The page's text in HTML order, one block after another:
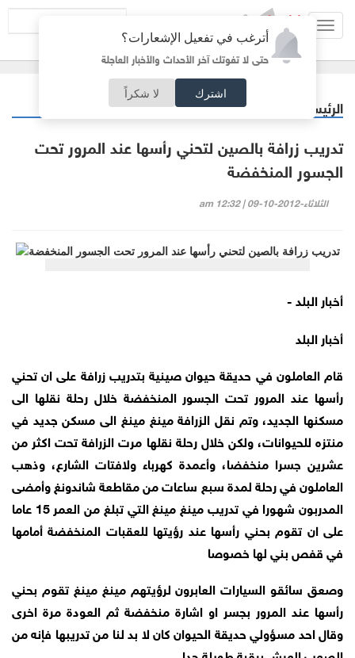
أترغب في تفعيل الإشعارات؟
حتى لا تفوتك آخر الأحداث والأخبار العاجلة
اشترك لا شكراً
الرئيسية
تدريب زرافة بالصين لتحني رأسها عند المرور تحت
الجسور المنخفضة
الثلاثاء-2012-10-09 | 12:32 am
أخبار البلد -
أخبار البلد
قام العاملون في حديقة حيوان صينية بتدريب زرافة على ان تحني
رأسها عند المرور تحت الجسور المنخفضة خلال رحلة نقلها الى
مسكنها الجديد، وتم نقل الزرافة مينغ مينغ الى مسكن جديد في
منتزه للحيوانات، ولكن خلال رحلة نقلها مرت الزرافة تحت اكثر من
عشرين جسرا منخفضا، وأعمدة كهرباء ولافتات الشارع، وذهب
العاملون في رحلة لمدة سبع ساعات من مقاطعة شاندونغ وأمضى
المدربون شهورا في تدريب مينغ مينغ التي تبلغ من العمر 15 عاما
على ان تقوم بحني رأسها عند رؤيتها للعقبات المنخفضة أمامها
في قفص بني لها خصوصا
وصعق سائقو السيارات العابرون لرؤيتهم مينغ مينغ تقوم بحني
رأسها عند المرور بجسر او اشارة منخفضة ثم العودة مرة اخرى
وقال احد مسؤولي حديقة الحيوان كان لا بد لنا من تدريبها فإنه من